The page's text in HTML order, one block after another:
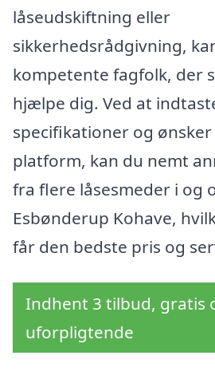
låseudskiftning eller
sikkerhedsrådgivning,
kompetente fagfolk, der
hjælpe dig. Ved at
specifikationer og
platform, kan du nemt
fra flere låsesmeder i og
Esbønderup Kohave,
får den bedste pris og
Indhent 3 tilbud, gratis
uforpligtende